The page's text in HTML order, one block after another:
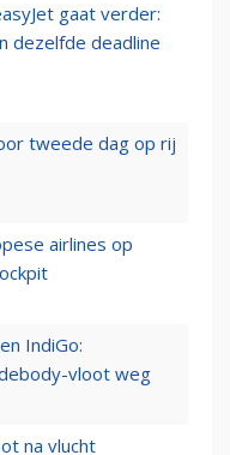
gaat verder:
dezelfde deadline
tweede dag op rij
airlines op
IndiGo:
vloot weg
na vlucht